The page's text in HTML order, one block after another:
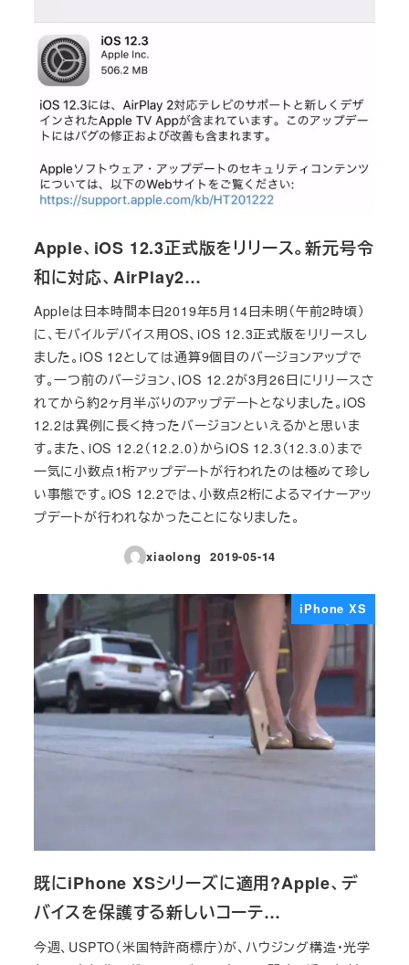
Apple、iOS 12.3正式版をリリース。新元号令
和に対応、AirPlay2…
Appleは日本時間本日2019年5月14日未明（午前2時頃）
に、モバイルデバイス用OS、iOS 12.3正式版をリリースし
ました。iOS 12としては通算9個目のバージョンアップで
す。一つ前のバージョン、iOS 12.2が3月26日にリリースさ
れてから約2ヶ月半ぶりのアップデートとなりました。iOS
12.2は異例に長く持ったバージョンといえるかと思いま
す。また、iOS 12.2（12.2.0）からiOS 12.3（12.3.0）まで
一気に小数点1桁アップデートが行われたのは極めて珍し
い事態です。iOS 12.2では、小数点2桁によるマイナーアッ
プデートが行われなかったことになりました。
xiaolong
投稿日
2019-05-14
iPhone XS
既にiPhone XSシリーズに適用?Apple、デ
バイスを保護する新しいコーテ…
今週、USPTO（米国特許商標庁）が、ハウジング構造・光学